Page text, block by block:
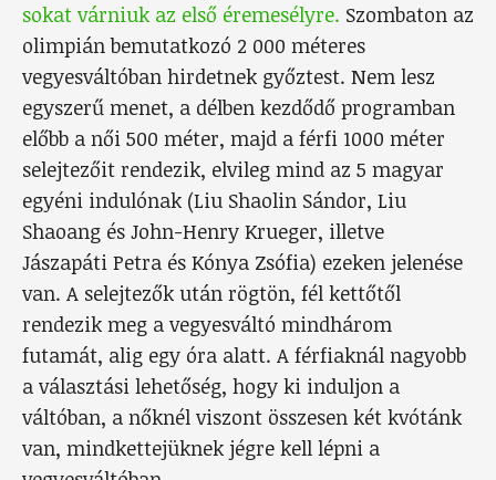
sokat várniuk az első éremesélyre. Szombaton az
olimpián bemutatkozó 2 000 méteres
vegyesváltóban hirdetnek győztest. Nem lesz
egyszerű menet, a délben kezdődő programban
előbb a női 500 méter, majd a férfi 1000 méter
selejtezőit rendezik, elvileg mind az 5 magyar
egyéni indulónak (Liu Shaolin Sándor, Liu
Shaoang és John-Henry Krueger, illetve
Jászapáti Petra és Kónya Zsófia) ezeken jelenése
van. A selejtezők után rögtön, fél kettőtől
rendezik meg a vegyesváltó mindhárom
futamát, alig egy óra alatt. A férfiaknál nagyobb
a választási lehetőség, hogy ki induljon a
váltóban, a nőknél viszont összesen két kvótánk
van, mindkettejüknek jégre kell lépni a